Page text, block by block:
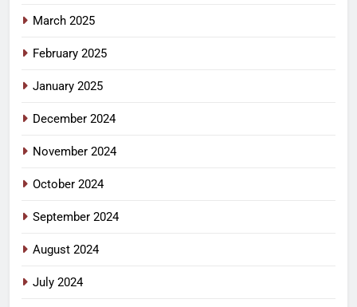
March 2025
February 2025
January 2025
December 2024
November 2024
October 2024
September 2024
August 2024
July 2024